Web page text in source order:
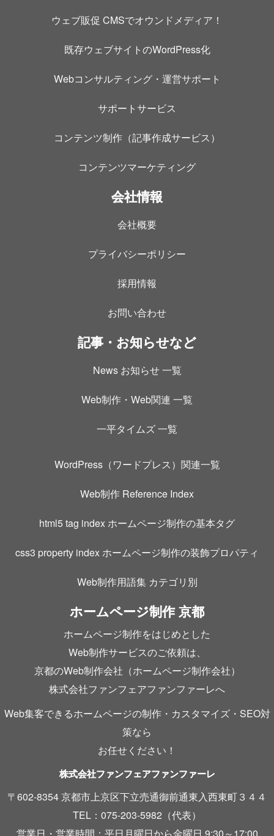
ウェブ販促 CMSでオウンドメディア！
既存ウェブサイトのWordPress化
Webコンサルティング・運営サポート
サポートサービス
コンテンツ制作（記事作成サービス）
コンテンツマーケティング
会社情報
会社概要
プライバシーポリシー
採用情報
お問い合わせ
記事・お知らせなど
News お知らせ 一覧
Web制作・Web関連 一覧
一平タイムズ 一覧
WordPress（ワードプレス）関連一覧
Web制作 Reference Index
html5 tag index ホームページ制作の基本タグ
css3 property index ホームページ制作の装飾プロパティ
Web制作用語集 カテゴリ別
ホームページ制作 京都
ホームページ制作をはじめとした
Web制作サービスのご依頼は、
京都のWeb制作会社（ホームページ制作会社）
株式会社ファンフェアファンファーレへ
Web集客できるホームページの制作・カスタマイズ・SEO対
策なら
お任せください！
株式会社ファンフェアファンファーレ
〒602-8354 京都市上京区下立売通御前通東入西東町３４４
TEL：075-203-5982（代表）